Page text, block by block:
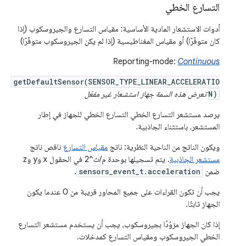
التسارع الخطي
أدوات الاستشعار المادية الأساسية: مقياس التسارع والجيروسكوب (إذا
كان متوفّرًا) أو مقياس المغناطيسية (إذا لم يكن الجيروسكوب متوفّرًا)
Reporting-mode: Continuous
getDefaultSensor(SENSOR_TYPE_LINEAR_ACCELERATIO
N) تعرض هذه السمة جهاز استشعار غير مفعّل
يرصد مستشعر التسارع الخطي التسارع الخطي للجهاز في إطار
المستشعر، باستثناء الجاذبية.
ويكون الناتج من الناحية النظرية: ناتج مقياس التسارع ناقص ناتج
مستشعر الجاذبية
. يتم تسجيلها بوحدة م/ث^2 في الحقول x وy وz
ضمن sensors_event_t.acceleration
.
يجب أن تكون القراءات على جميع المحاور قريبة من 0 عندما يكون
الجهاز ثابتًا.
إذا كان الجهاز مزوّدًا بجيروسكوب، يجب أن يستخدم مستشعر التسارع
الخطي الجيروسكوب ومقياس التسارع كمدخلات.